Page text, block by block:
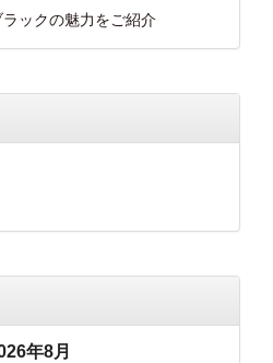
ックの魅力をご紹介
年8月